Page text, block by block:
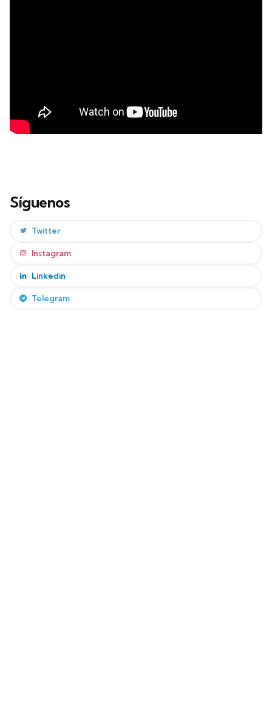
Síguenos
Twitter
Instagram
Linkedin
Telegram